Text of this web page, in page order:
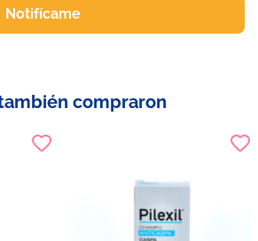
Notifícame
compraron